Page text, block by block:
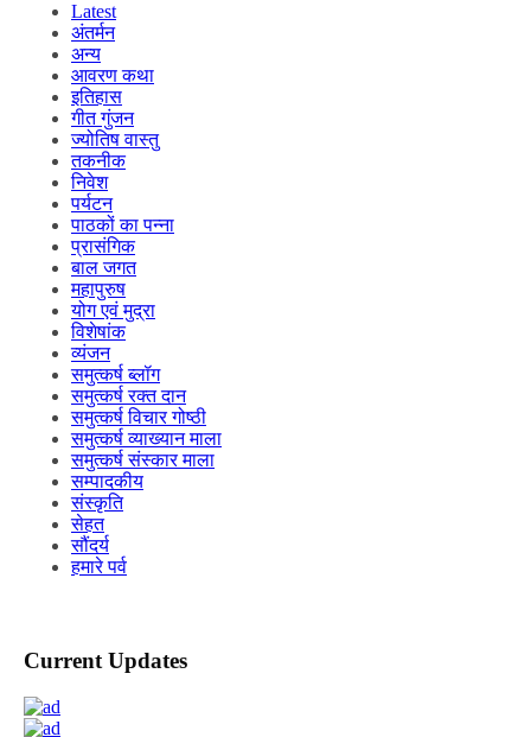
Latest
अंतर्मन
अन्य
आवरण कथा
इतिहास
गीत गुंजन
ज्योतिष वास्तु
तकनीक
निवेश
पर्यटन
पाठकों का पन्ना
प्रासंगिक
बाल जगत
महापुरुष
योग एवं मुद्रा
विशेषांक
व्यंजन
समुत्कर्ष ब्लॉग
समुत्कर्ष रक्त दान
समुत्कर्ष विचार गोष्ठी
समुत्कर्ष व्याख्यान माला
समुत्कर्ष संस्कार माला
सम्पादकीय
संस्कृति
सेहत
सौंदर्य
हमारे पर्व
Current Updates